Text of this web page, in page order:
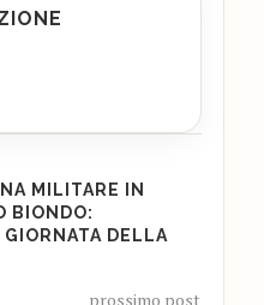
MILITARE IN
BIONDO:
GIORNATA DELLA
prossimo post